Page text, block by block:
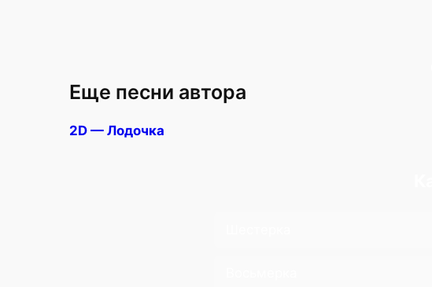
Еще песни автора
2D — Лодочка